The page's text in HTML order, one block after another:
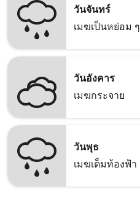
วันจันทร์
เมฆเป็นหย่อม ๆ
วันอังคาร
เมฆกระจาย
วันพุธ
เมฆเต็มท้องฟ้า